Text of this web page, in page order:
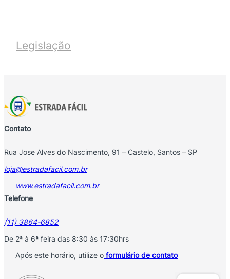
Legislação
Contato
Rua Jose Alves do Nascimento, 91 – Castelo, Santos – SP
loja@estradafacil.com.br
www.estradafacil.com.br
Telefone
(11) 3864-6852
De 2ª à 6ª feira das 8:30 às 17:30hrs
Após este horário, utilize o formulário de contato